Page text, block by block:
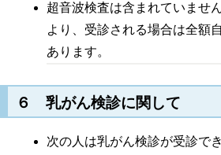
超音波検査は含まれていませ
より、受診される場合は全額
あります。
６ 乳がん検診に関して
次の人は乳がん検診が受診で